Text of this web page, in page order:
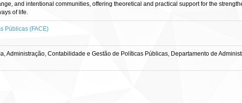
and intentional communities, offering theoretical and practical support for the
of life.
Públicas (FACE)
Contabilidade e Gestão de Políticas Públicas, Departamento de